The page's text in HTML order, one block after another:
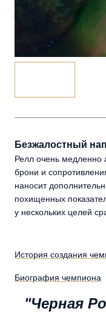
Безжалостный
Релл очень медленно
брони и
наносит
похищенных
у нескольких целей
История создания
Биография чемпиона
"Черная